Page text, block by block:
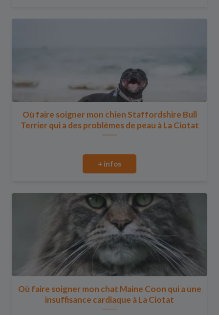
Où faire soigner mon chien Staffordshire Bull
Terrier qui a des problèmes de peau à La Ciotat
+ infos
Où faire soigner mon chat Maine Coon qui a une
insuffisance cardiaque à La Ciotat